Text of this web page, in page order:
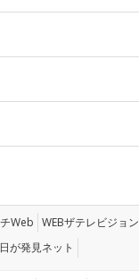
Web WEBザテレビジョン
が発見ネット